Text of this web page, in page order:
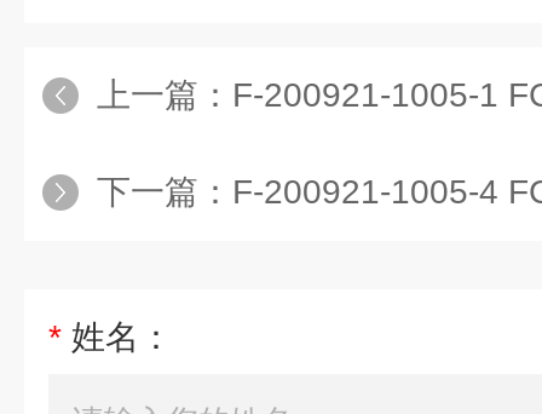
上一篇： F-200921-1005-1
下一篇： F-200921-1005-4
* 姓名：